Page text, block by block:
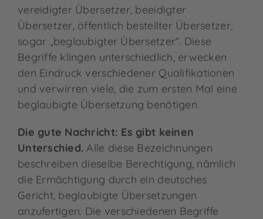
vereidigter Übersetzer, beeidigter
Übersetzer, öffentlich bestellter Übersetzer,
sogar „beglaubigter Übersetzer“. Diese
Begriffe klingen unterschiedlich, erwecken
den Eindruck verschiedener Qualifikationen
und verwirren viele, die zum ersten Mal eine
beglaubigte Übersetzung benötigen.
Die gute Nachricht: Es gibt keinen
Unterschied. Alle diese Bezeichnungen
beschreiben dieselbe Berechtigung, nämlich
die Ermächtigung durch ein deutsches
Gericht, beglaubigte Übersetzungen
anzufertigen. Die verschiedenen Begriffe